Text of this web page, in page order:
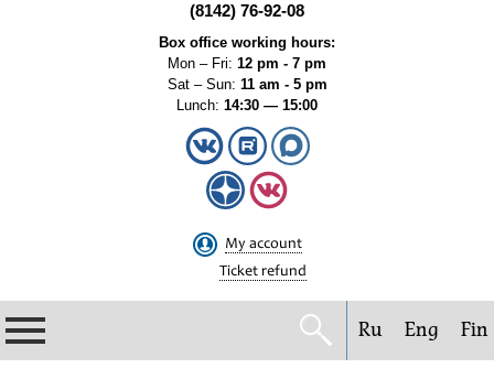
(8142) 76-92-08
Box office working hours:
Mon – Fri: 12 pm - 7 pm
Sat – Sun: 11 am - 5 pm
Lunch: 14:30 — 15:00
My account
Ticket refund
Ru Eng Fin